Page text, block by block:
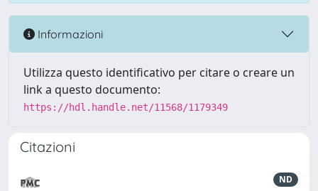
Informazioni
Utilizza questo identificativo per citare o creare un
link a questo documento:
https://hdl.handle.net/11568/1179349
Citazioni
ND